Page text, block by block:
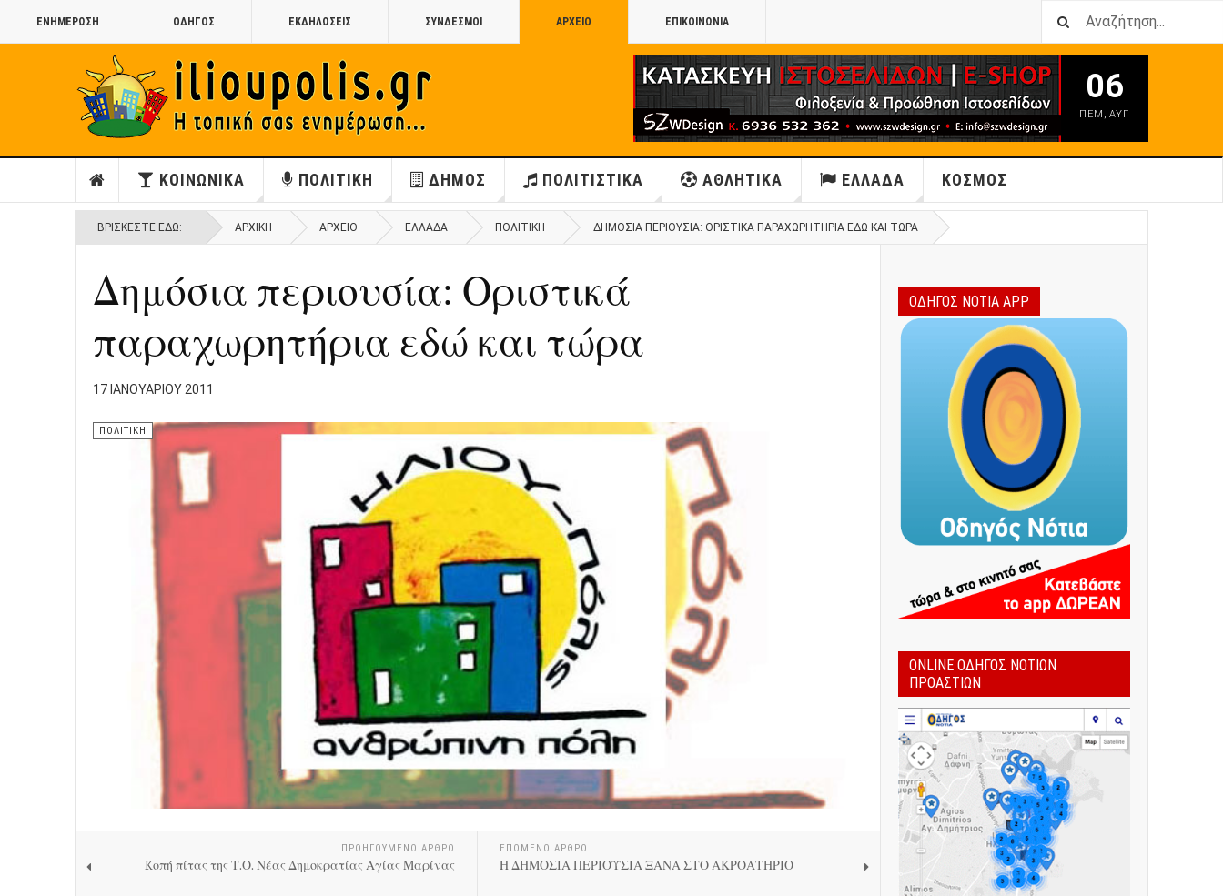
ΕΝΗΜΕΡΩΣΗ ΟΔΗΓΟΣ ΕΚΔΗΛΩΣΕΙΣ ΣΥΝΔΕΣΜΟΙ ΑΡΧΕΙΟ ΕΠΙΚΟΙΝΩΝΙΑ
06
ΠΕΜ ,ΑΥΓ
ΚΟΙΝΩΝΙΚΑ ΠΟΛΙΤΙΚΗ ΔΗΜΟΣ ΠΟΛΙΤΙΣΤΙΚΑ ΑΘΛΗΤΙΚΑ ΕΛΛΑΔΑ ΚΟΣΜΟΣ
ΒΡΊΣΚΕΣΤΕ ΕΔΏ: ΑΡΧΙΚΉ ΑΡΧΕΙΟ ΕΛΛΑΔΑ ΠΟΛΙΤΙΚΗ ΔΗΜΌΣΙΑ ΠΕΡΙΟΥΣΊΑ: ΟΡΙΣΤΙΚΆ ΠΑΡΑΧΩΡΗΤΉΡΙΑ ΕΔΏ ΚΑΙ ΤΏΡΑ
Δημόσια περιουσία: Οριστικά
παραχωρητήρια εδώ και τώρα
17 ΙΑΝΟΥΑΡΊΟΥ 2011
ΠΟΛΙΤΙΚΗ
ΠΡΟΗΓΟΎΜΕΝΟ ΑΡΘΡΟ
Kοπή πίτας της Τ.Ο. Νέας Δημοκρατίας Αγίας Μαρίνας
ΕΠΟΜΕΝΟ ΑΡΘΡΟ
Η ΔΗΜΟΣΙΑ ΠΕΡΙΟΥΣΙΑ ΞΑΝΑ ΣΤΟ ΑΚΡΟΑΤΗΡΙΟ
ΟΔΗΓΟΣ ΝΟΤΙΑ APP
ONLINE ΟΔΗΓΌΣ ΝΟΤΊΩΝ
ΠΡΟΑΣΤΊΩΝ